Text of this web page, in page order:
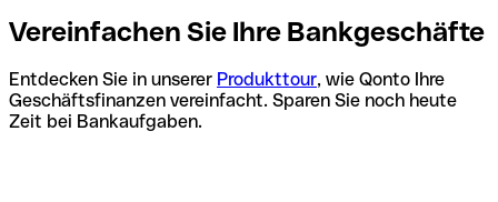
Vereinfachen Sie Ihre Bankgeschäfte
Entdecken Sie in unserer Produkttour, wie Qonto Ihre
Geschäftsfinanzen vereinfacht. Sparen Sie noch heute
Zeit bei Bankaufgaben.